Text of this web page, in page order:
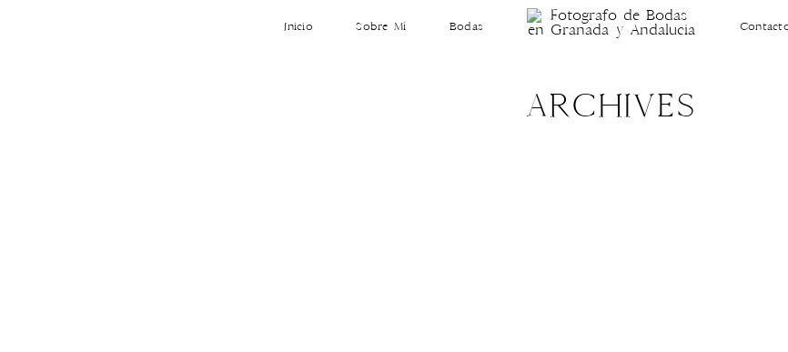
Inicio Sobre Mí Bodas
ARCHIVES